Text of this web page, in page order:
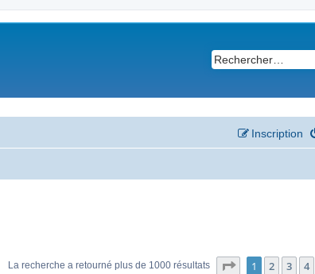
Inscription
La recherche a retourné plus de 1000 résultats Page sur20
1 2 3 4